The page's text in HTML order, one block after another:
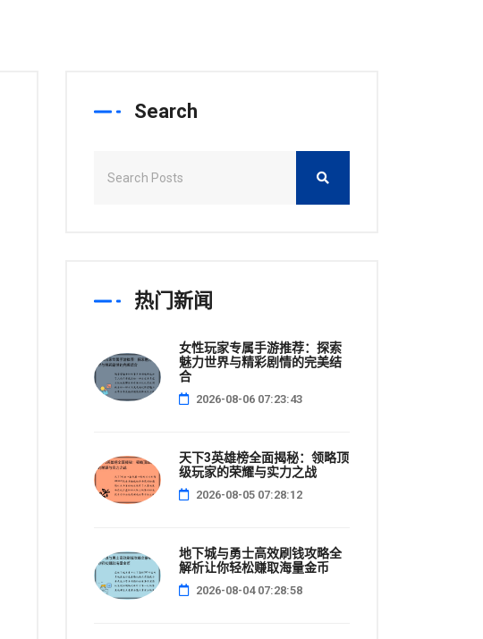
Search
热门新闻
女性玩家专属手游推荐：探索
魅力世界与精彩剧情的完美结
合
2026-08-06 07:23:43
天下3英雄榜全面揭秘：领略顶
级玩家的荣耀与实力之战
2026-08-05 07:28:12
地下城与勇士高效刷钱攻略全
解析让你轻松赚取海量金币
2026-08-04 07:28:58